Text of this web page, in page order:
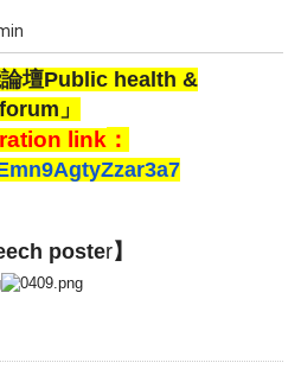
壇Public health &
」
link ：
poster】